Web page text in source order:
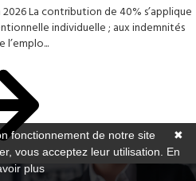
La contribution de 40% s’applique
individuelle ; aux indemnités
✖
fonctionnement de notre site
vous acceptez leur utilisation. En
plus